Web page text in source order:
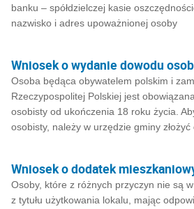
banku – spółdzielczej kasie
nazwisko i adres upoważnionej osoby
Wniosek o wydanie dowodu
Osoba będąca obywatelem polskim i
Rzeczypospolitej Polskiej jest
osobisty od ukończenia 18 roku życia.
osobisty, należy w urzędzie gminy złożyć
Wniosek o dodatek
Osoby, które z różnych przyczyn nie są
z tytułu użytkowania lokalu, mając